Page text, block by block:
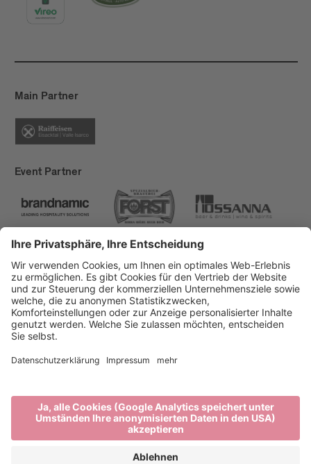
Main Partner
Event Partner
Brixen Tourismus
Privacy
Impressum
Förderungen
produced by